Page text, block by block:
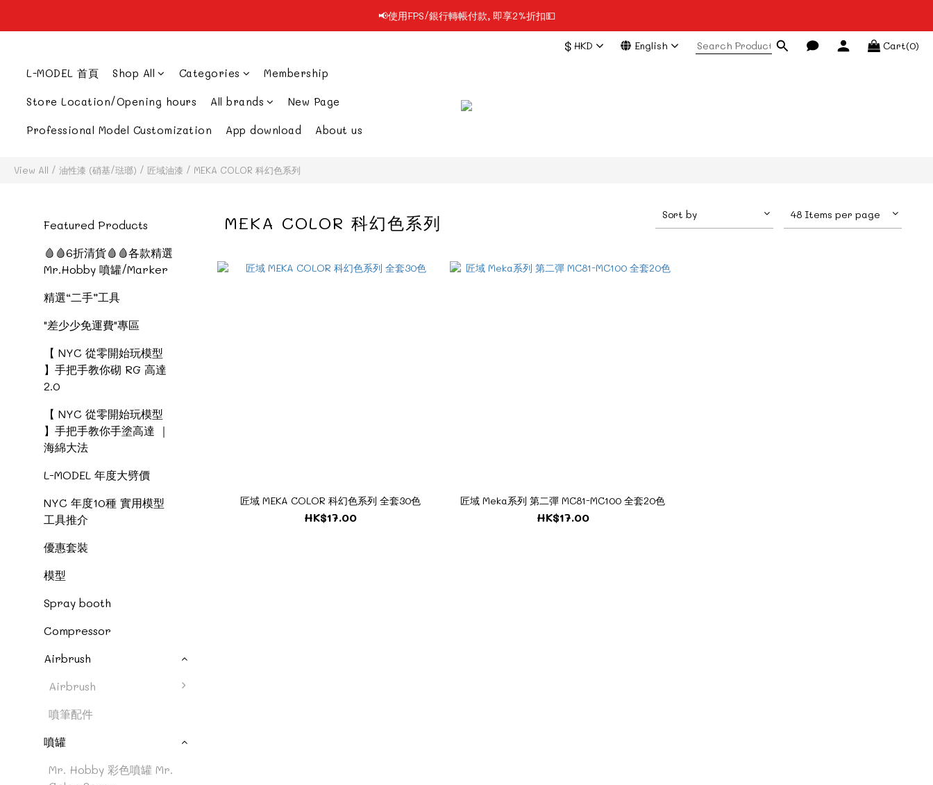
📢凡購物滿$199 順豐自提點免運費📦📦
📢使用FPS/銀行轉帳付款, 即享2%折扣💵
$ HKD English Cart(0)
L-MODEL 首頁 Shop All Categories Membership
Store Location/Opening hours All brands New Page
Professional Model Customization App download About us
View All / 油性漆 (硝基/琺瑯) / 匠域油漆 / MEKA COLOR 科幻色系列
Featured Products
🩸🩸6折清貨🩸🩸各款精選
Mr.Hobby 噴罐/Marker
精選“二手”工具
"差少少免運費"專區
【 NYC 從零開始玩模型
】手把手教你砌 RG 高達
2.0
【 NYC 從零開始玩模型
】手把手教你手塗高達 ｜
海綿大法
L-MODEL 年度大劈價
NYC 年度10種 實用模型
工具推介
優惠套裝
模型
Spray booth
Compressor
Airbrush
Airbrush
噴筆配件
噴罐
Mr. Hobby 彩色噴罐 Mr.
MEKA COLOR 科幻色系列 Sort by 48 Items per page
匠域 MEKA COLOR 科幻色系列 全套30色
HK$17.00
匠域 Meka系列 第二彈 MC81-MC100 全套20色
HK$17.00